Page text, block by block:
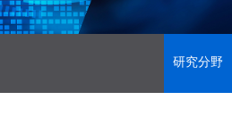
研究分野